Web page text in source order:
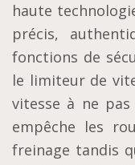
haute
précis,
fonctions de
le limiteur de
vitesse à ne
empêche les
freinage tandis